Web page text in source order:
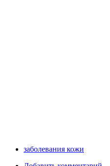
заболевания кожи